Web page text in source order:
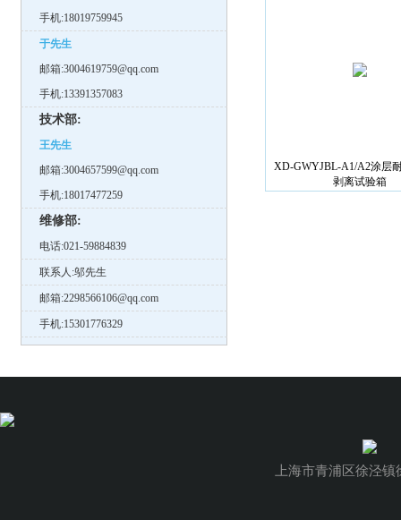
手机:18019759945
于先生
邮箱:3004619759@qq.com
手机:13391357083
技术部:
王先生
邮箱:3004657599@qq.com
手机:18017477259
维修部:
电话:021-59884839
联系人:邬先生
邮箱:2298566106@qq.com
手机:15301776329
XD-GWYJBL-A1/A2涂层
剥离试验箱
上海市青浦区徐泾